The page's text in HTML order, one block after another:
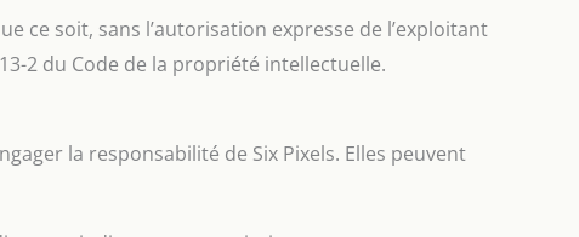
ce soit, sans l’autorisation expresse de l’exploitant
2 du Code de la propriété intellectuelle.
la responsabilité de Six Pixels. Elles peuvent